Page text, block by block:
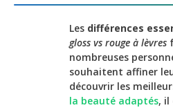
Les différences
gloss vs rouge à lèvres
nombreuses
souhaitent affiner
découvrir les
la beauté adaptés, il